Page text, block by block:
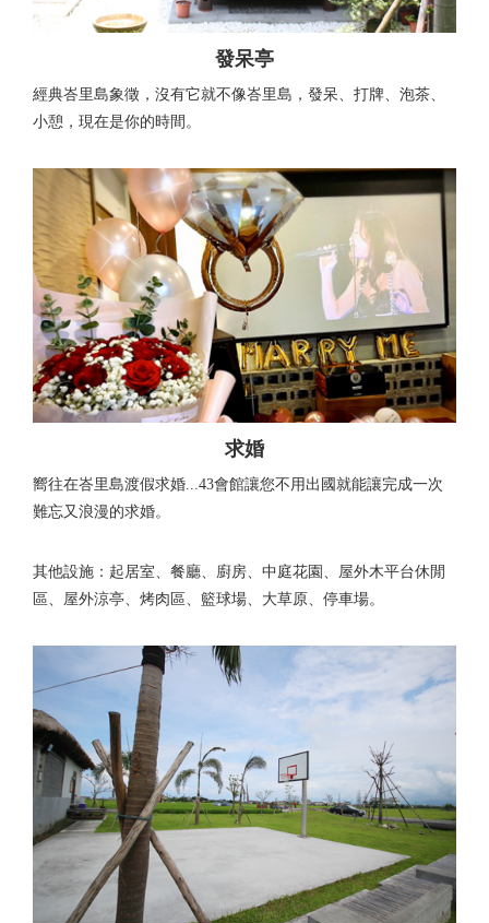
發呆亭
經典峇里島象徵，沒有它就不像峇里島，發呆、打牌、泡茶、
小憩，現在是你的時間。
求婚
嚮往在峇里島渡假求婚...43會館讓您不用出國就能讓完成一次
難忘又浪漫的求婚。
其他設施：起居室、餐廳、廚房、中庭花園、屋外木平台休閒
區、屋外涼亭、烤肉區、籃球場、大草原、停車場。